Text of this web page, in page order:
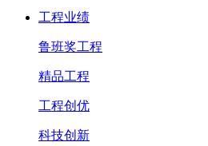
工程业绩
鲁班奖工程
精品工程
工程创优
科技创新